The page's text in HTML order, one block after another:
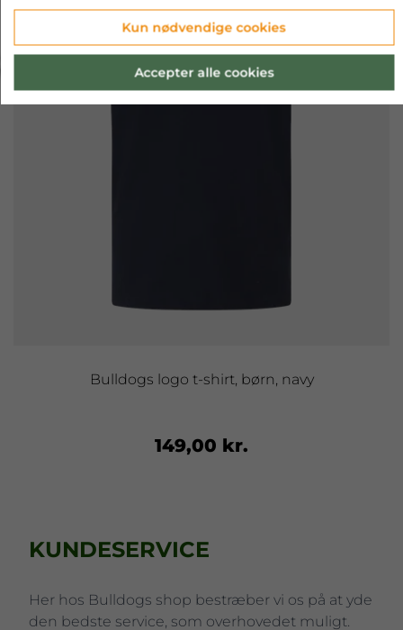
Bulldogs logo t-shirt, børn, navy
149,00 kr.
‹ ›
KUNDESERVICE
Her hos Bulldogs shop bestræber vi os på at yde
den bedste service, som overhovedet muligt.
Kun nødvendige cookies
Accepter alle cookies